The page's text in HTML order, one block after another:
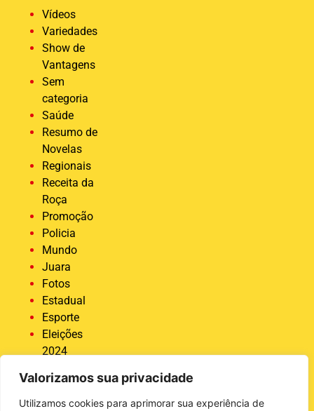
Valorizamos sua privacidade
Utilizamos cookies para aprimorar sua experiência de
Vídeos
Variedades
Show de
Vantagens
Sem
categoria
Saúde
Resumo de
Novelas
Regionais
Receita da
Roça
Promoção
Policia
Mundo
Juara
Fotos
Estadual
Esporte
Eleições
2024
Destaque
COVID 19